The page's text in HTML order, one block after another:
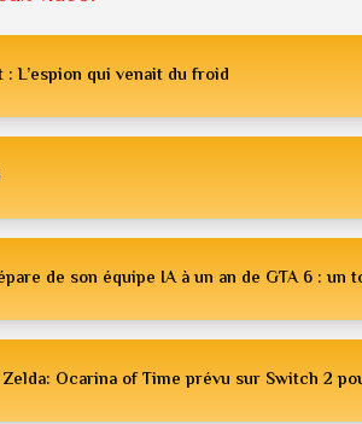
L’espion qui venait du froid
de son équipe IA à un an de GTA 6 : un
Zelda: Ocarina of Time prévu sur Switch 2